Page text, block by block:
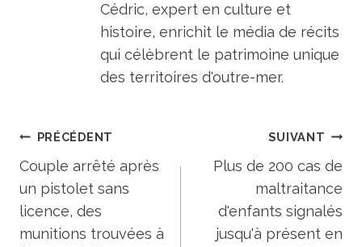
Cédric, expert en culture et
histoire, enrichit le média de récits
qui célèbrent le patrimoine unique
des territoires d'outre-mer.
Navigation
de
l’article
PRÉCÉDENT
Couple arrêté après
un pistolet sans
licence, des
munitions trouvées à
SUIVANT
Plus de 200 cas de
maltraitance
d'enfants signalés
jusqu'à présent en